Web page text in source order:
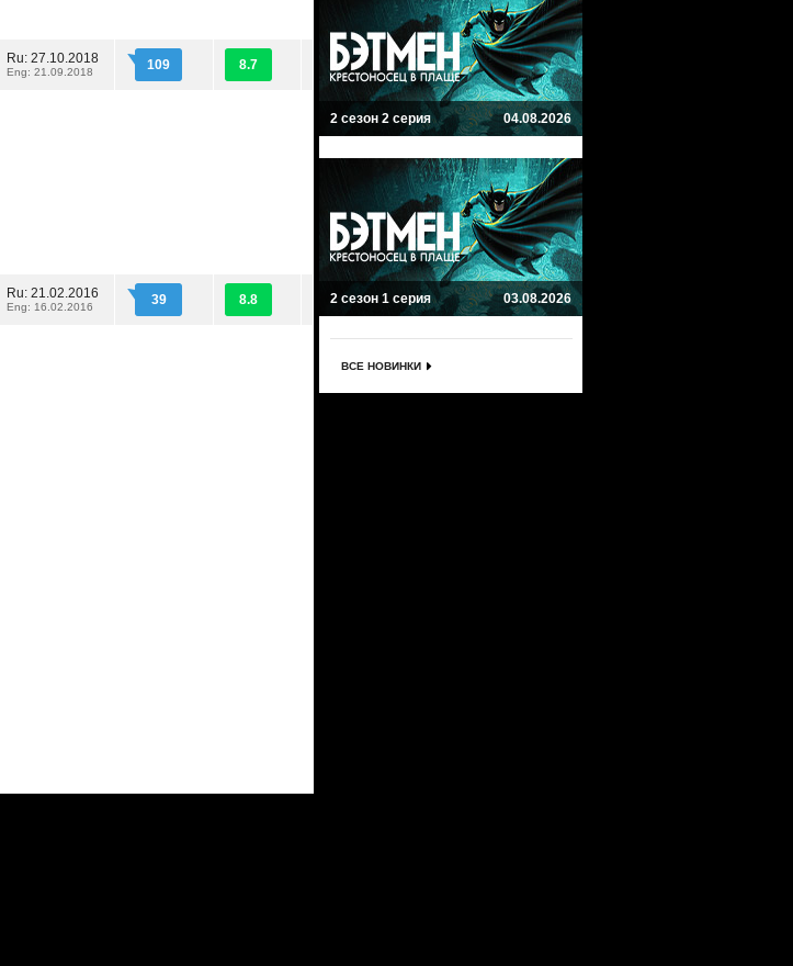
Ru: 27.10.2018
Eng: 21.09.2018 109 8.7
Ru: 21.02.2016
Eng: 16.02.2016 39 8.8
2 сезон 2 серия 04.08.2026
2 сезон 1 серия 03.08.2026
ВСЕ НОВИНКИ